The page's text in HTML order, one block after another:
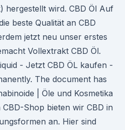
hergestellt wird. CBD Öl Auf
beste Qualität an CBD
jetzt neu unser erstes
Vollextrakt CBD Öl.
- Jetzt CBD ÖL kaufen -
The document has
| Öle und Kosmetika
CBD-Shop bieten wir CBD in
an. Hier sind